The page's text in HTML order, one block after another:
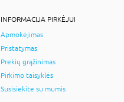
INFORMACIJA PIRKĖJUI
Apmokėjimas
Pristatymas
Prekių grąžinimas
Pirkimo taisyklės
Susisiekite su mumis